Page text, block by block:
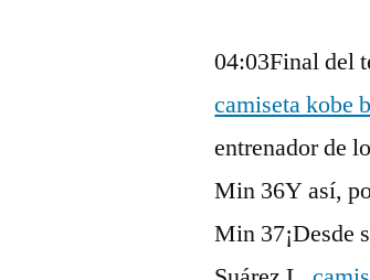
04:03Final del
camiseta kobe
entrenador de
Min 36Y así,
Min 37¡Desde